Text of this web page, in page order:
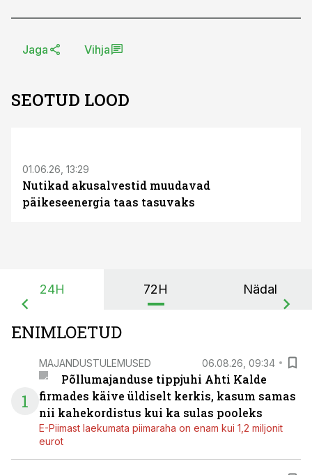
Jaga Vihja
SEOTUD LOOD
01.06.26, 13:29
Nutikad akusalvestid muudavad
päikeseenergia taas tasuvaks
24H 72H Nädal
ENIMLOETUD
1
MAJANDUSTULEMUSED 06.08.26, 09:34
Põllumajanduse tippjuhi Ahti Kalde
firmades käive üldiselt kerkis, kasum samas
nii kahekordistus kui ka sulas pooleks
E-Piimast laekumata piimaraha on enam kui 1,2 miljonit
eurot